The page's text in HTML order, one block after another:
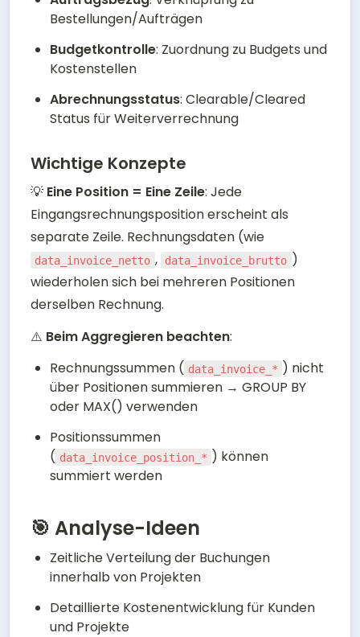
Bestellungen/Aufträgen
Budgetkontrolle: Zuordnung zu Budgets und
Kostenstellen
Abrechnungsstatus: Clearable/Cleared
Status für Weiterverrechnung
Wichtige Konzepte
💡 Eine Position = Eine Zeile: Jede
Eingangsrechnungsposition erscheint als
data_invoice_netto , data_invoice_brutto )
wiederholen sich bei mehreren Positionen
derselben Rechnung.
⚠️ Beim Aggregieren beachten:
Rechnungssummen ( data_invoice_* ) nicht
über Positionen summieren → GROUP BY
oder MAX() verwenden
Positionssummen
( data_invoice_position_* ) können
summiert werden
🎯 Analyse-Ideen
Zeitliche Verteilung der Buchungen
innerhalb von Projekten
Detaillierte Kostenentwicklung für Kunden
und Projekte